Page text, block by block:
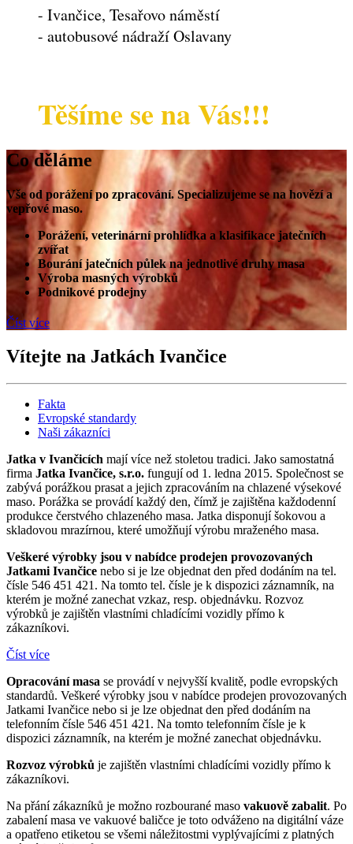
- Ivančice, Tesařovo náměstí
- autobusové nádraží Oslavany
Těšíme se na Vás!!!
Co děláme
Vše od porážení po zpracování. Specializujeme se na hovězí a
vepřové maso.
Porážení, veterinární prohlídka a klasifikace jatečních
zvířat
Bourání jatečních půlek na jednotlivé druhy masa
Výroba masných výrobků
Podnikové prodejny
Číst více
Vítejte na Jatkách Ivančice
Fakta
Evropské standardy
Naši zákazníci
Jatka v Ivančicích mají více než stoletou tradici. Jako samostatná
firma Jatka Ivančice, s.r.o. fungují od 1. ledna 2015. Společnost se
zabývá porážkou prasat a jejich zpracováním na chlazené výsekové
maso. Porážka se provádí každý den, čímž je zajištěna každodenní
produkce čerstvého chlazeného masa. Jatka disponují šokovou a
skladovou mrazírnou, které umožňují výrobu mraženého masa.
Veškeré výrobky jsou v nabídce prodejen provozovaných
Jatkami Ivančice nebo si je lze objednat den před dodáním na tel.
čísle 546 451 421. Na tomto tel. čísle je k dispozici záznamník, na
kterém je možné zanechat vzkaz, resp. objednávku. Rozvoz
výrobků je zajištěn vlastními chladícími vozidly přímo k
zákazníkovi.
Číst více
Opracování masa se provádí v nejvyšší kvalitě, podle evropských
standardů. Veškeré výrobky jsou v nabídce prodejen provozovaných
Jatkami Ivančice nebo si je lze objednat den před dodáním na
telefonním čísle 546 451 421. Na tomto telefonním čísle je k
dispozici záznamník, na kterém je možné zanechat objednávku.
Rozvoz výrobků je zajištěn vlastními chladícími vozidly přímo k
zákazníkovi.
Na přání zákazníků je možno rozbourané maso vakuově zabalit. Po
zabalení masa ve vakuové baličce je toto odváženo na digitální váze
a opatřeno etiketou se všemi náležitostmi vyplývajícími z platných